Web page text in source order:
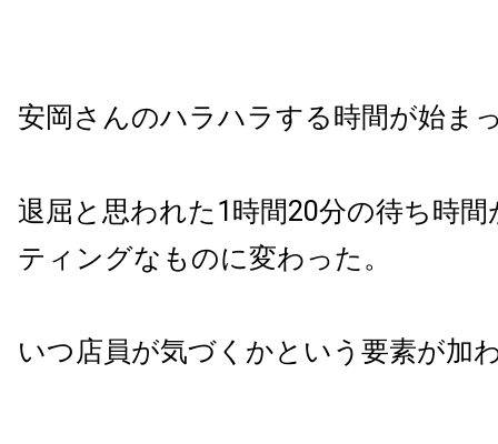
安岡さんのハラハラする時間が始ま
退屈と思われた1時間20分の待ち時
ティングなものに変わった。
いつ店員が気づくかという要素が加